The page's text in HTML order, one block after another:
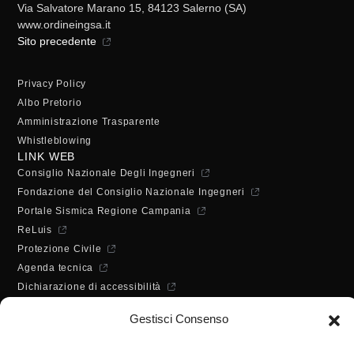
Gestisci Consenso
Via Salvatore Marano 15, 84123 Salerno (SA)
www.ordineingsa.it
Sito precedente
Privacy Policy
Albo Pretorio
Amministrazione Trasparente
Whistleblowing
LINK WEB
Consiglio Nazionale Degli Ingegneri
Fondazione del Consiglio Nazionale Ingegneri
Portale Sismica Regione Campania
ReLuis
Protezione Civile
Agenda tecnica
Dichiarazione di accessibilità
Lunedì - Mercoledì - Venerdì: